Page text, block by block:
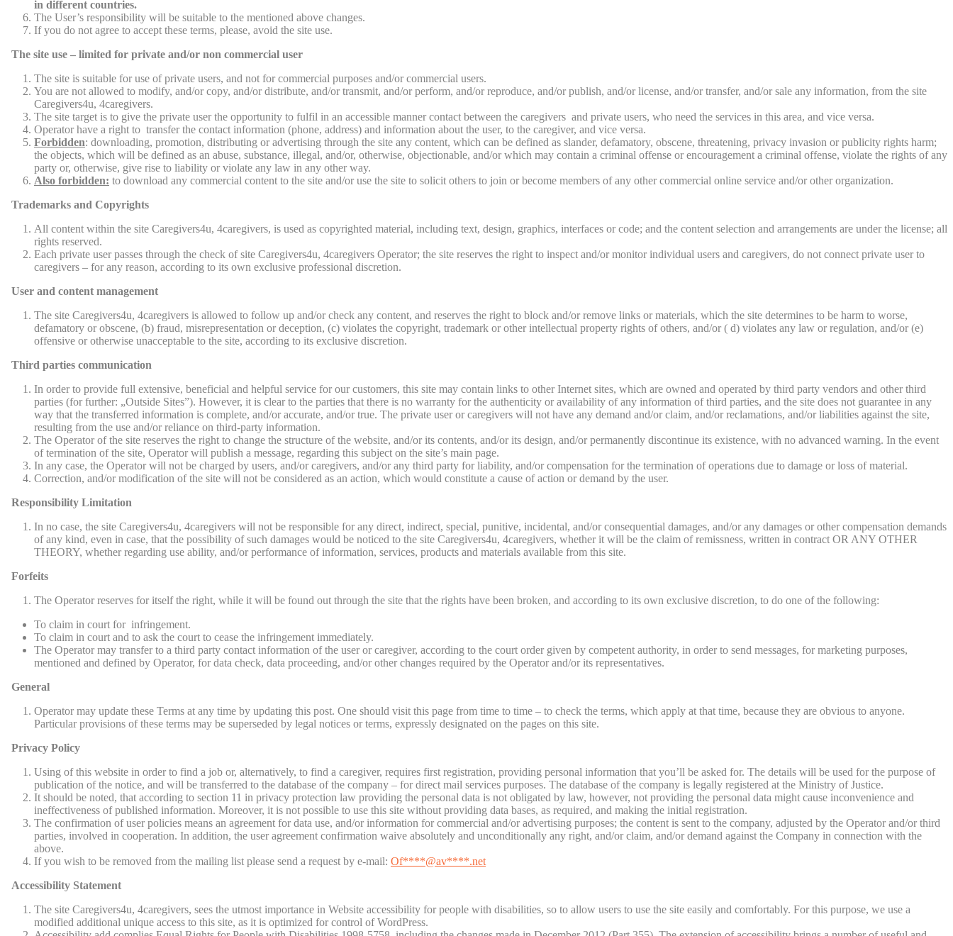
in different countries.
The User’s responsibility will be suitable to the mentioned above changes.
If you do not agree to accept these terms, please, avoid the site use.
The site use – limited for private and/or non commercial user
The site is suitable for use of private users, and not for commercial purposes and/or commercial users.
You are not allowed to modify, and/or copy, and/or distribute, and/or transmit, and/or perform, and/or reproduce, and/or publish, and/or license, and/or transfer, and/or sale any information, from the site
Caregivers4u, 4caregivers.
The site target is to give the private user the opportunity to fulfil in an accessible manner contact between the caregivers and private users, who need the services in this area, and vice versa.
Operator have a right to transfer the contact information (phone, address) and information about the user, to the caregiver, and vice versa.
Forbidden: downloading, promotion, distributing or advertising through the site any content, which can be defined as slander, defamatory, obscene, threatening, privacy invasion or publicity rights harm;
the objects, which will be defined as an abuse, substance, illegal, and/or, otherwise, objectionable, and/or which may contain a criminal offense or encouragement a criminal offense, violate the rights of any
party or, otherwise, give rise to liability or violate any law in any other way.
Also forbidden: to download any commercial content to the site and/or use the site to solicit others to join or become members of any other commercial online service and/or other organization.
Trademarks and Copyrights
All content within the site Caregivers4u, 4caregivers, is used as copyrighted material, including text, design, graphics, interfaces or code; and the content selection and arrangements are under the license; all
rights reserved.
Each private user passes through the check of site Caregivers4u, 4caregivers Operator; the site reserves the right to inspect and/or monitor individual users and caregivers, do not connect private user to
caregivers – for any reason, according to its own exclusive professional discretion.
User and content management
The site Caregivers4u, 4caregivers is allowed to follow up and/or check any content, and reserves the right to block and/or remove links or materials, which the site determines to be harm to worse,
defamatory or obscene, (b) fraud, misrepresentation or deception, (c) violates the copyright, trademark or other intellectual property rights of others, and/or ( d) violates any law or regulation, and/or (e)
offensive or otherwise unacceptable to the site, according to its exclusive discretion.
Third parties communication
In order to provide full extensive, beneficial and helpful service for our customers, this site may contain links to other Internet sites, which are owned and operated by third party vendors and other third
parties (for further: „Outside Sites”). However, it is clear to the parties that there is no warranty for the authenticity or availability of any information of third parties, and the site does not guarantee in any
way that the transferred information is complete, and/or accurate, and/or true. The private user or caregivers will not have any demand and/or claim, and/or reclamations, and/or liabilities against the site,
resulting from the use and/or reliance on third-party information.
The Operator of the site reserves the right to change the structure of the website, and/or its contents, and/or its design, and/or permanently discontinue its existence, with no advanced warning. In the event
of termination of the site, Operator will publish a message, regarding this subject on the site’s main page.
In any case, the Operator will not be charged by users, and/or caregivers, and/or any third party for liability, and/or compensation for the termination of operations due to damage or loss of material.
Correction, and/or modification of the site will not be considered as an action, which would constitute a cause of action or demand by the user.
Responsibility Limitation
In no case, the site Caregivers4u, 4caregivers will not be responsible for any direct, indirect, special, punitive, incidental, and/or consequential damages, and/or any damages or other compensation demands
of any kind, even in case, that the possibility of such damages would be noticed to the site Caregivers4u, 4caregivers, whether it will be the claim of remissness, written in contract OR ANY OTHER
THEORY, whether regarding use ability, and/or performance of information, services, products and materials available from this site.
Forfeits
The Operator reserves for itself the right, while it will be found out through the site that the rights have been broken, and according to its own exclusive discretion, to do one of the following:
To claim in court for infringement.
To claim in court and to ask the court to cease the infringement immediately.
The Operator may transfer to a third party contact information of the user or caregiver, according to the court order given by competent authority, in order to send messages, for marketing purposes,
mentioned and defined by Operator, for data check, data proceeding, and/or other changes required by the Operator and/or its representatives.
General
Operator may update these Terms at any time by updating this post. One should visit this page from time to time – to check the terms, which apply at that time, because they are obvious to anyone.
Particular provisions of these terms may be superseded by legal notices or terms, expressly designated on the pages on this site.
Privacy Policy
Using of this website in order to find a job or, alternatively, to find a caregiver, requires first registration, providing personal information that you’ll be asked for. The details will be used for the purpose of
publication of the notice, and will be transferred to the database of the company – for direct mail services purposes. The database of the company is legally registered at the Ministry of Justice.
It should be noted, that according to section 11 in privacy protection law providing the personal data is not obligated by law, however, not providing the personal data might cause inconvenience and
ineffectiveness of published information. Moreover, it is not possible to use this site without providing data bases, as required, and making the initial registration.
The confirmation of user policies means an agreement for data use, and/or information for commercial and/or advertising purposes; the content is sent to the company, adjusted by the Operator and/or third
parties, involved in cooperation. In addition, the user agreement confirmation waive absolutely and unconditionally any right, and/or claim, and/or demand against the Company in connection with the
above.
If you wish to be removed from the mailing list please send a request by e-mail: Of****@av****.net
Accessibility Statement
The site Caregivers4u, 4caregivers, sees the utmost importance in Website accessibility for people with disabilities, so to allow users to use the site easily and comfortably. For this purpose, we use a
modified additional unique access to this site, as it is optimized for control of WordPress.